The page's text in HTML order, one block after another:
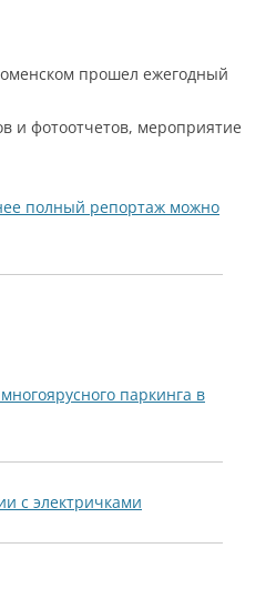
прошел ежегодный
и фотоотчетов, мероприятие
полный репортаж можно
паркинга в
с электричками